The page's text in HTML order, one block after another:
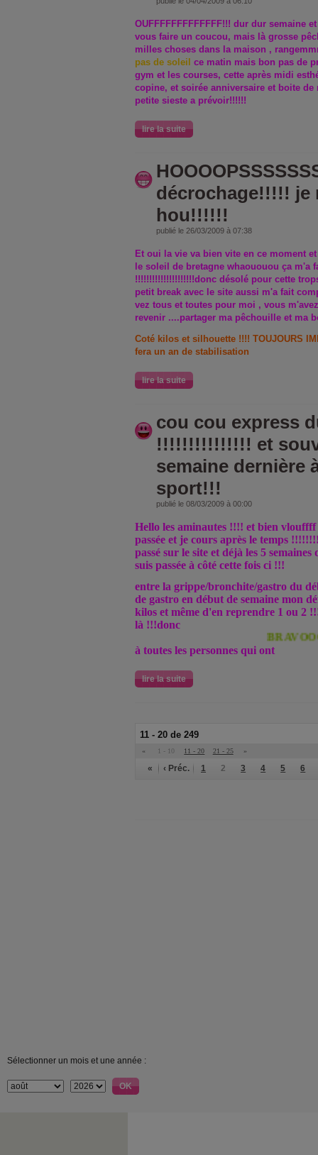
OUFFFFFFFFFFFFF!!! dur dur semaine
vous faire un coucou, mais là grosse
milles choses dans la maison ,
pas de soleil ce matin mais bon pas de
gym et les courses, cette après midi
copine, et soirée anniversaire et boite
petite sieste a prévoir!!!!!!
lire la suite
décrochage!!!!! je
hou!!!!!!
publié le 26/03/2009 à 07:38
Et oui la vie va bien vite en ce moment
le soleil de bretagne whaououou ça m'a
!!!!!!!!!!!!!!!!!!!!!donc désolé pour cette
petit break avec le site aussi m'a fait
vez tous et toutes pour moi , vous
revenir ....partager ma pêchouille et ma
Coté kilos et silhouette !!!! TOUJOURS
fera un an de stabilisation
lire la suite
cou cou express
!!!!!!!!!!!!!!! et
semaine dernière
sport!!!
publié le 08/03/2009 à 00:00
Hello les aminautes !!!! et bien
passée et je cours après le temps
passé sur le site et déjà les 5
suis passée à côté cette fois ci !!!
entre la grippe/bronchite/gastro du
de gastro en début de semaine mon
kilos et même d'en reprendre 1 ou 2
là !!!donc
à toutes les personnes qui ont
lire la suite
11 - 20 de 249
« 1 - 10 11 - 20 21 - 25 »
« ‹ Préc. 1 2 3 4 5 6
Sélectionner un mois et une année :